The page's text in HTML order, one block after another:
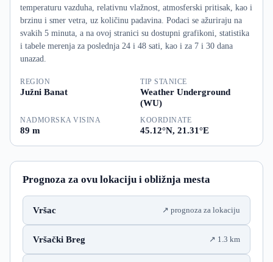
temperaturu vazduha, relativnu vlažnost, atmosferski pritisak, kao i
brzinu i smer vetra, uz količinu padavina. Podaci se ažuriraju na
svakih 5 minuta, a na ovoj stranici su dostupni grafikoni, statistika
i tabele merenja za poslednja 24 i 48 sati, kao i za 7 i 30 dana
unazad.
REGION
Južni Banat
TIP STANICE
Weather Underground
(WU)
NADMORSKA VISINA
89 m
KOORDINATE
45.12°N, 21.31°E
Prognoza za ovu lokaciju i obližnja mesta
Vršac prognoza za lokaciju
Vršački Breg 1.3 km